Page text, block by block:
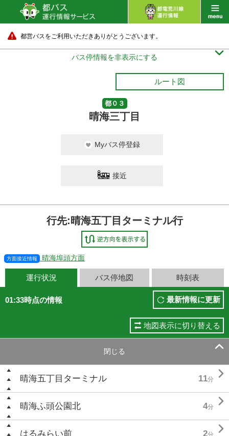
都営バスをご利用いただきありがとうございます。
バス停情報を非表示にする 
ルート図
都０３
晴海三丁目
Myバス停登録
接近
行先:晴海五丁目ターミナル行
方面接近情報 晴海埠頭方面
運行状況 バス停地図 時刻表
01:33時点の情報 最新情報に更新
地図表示に切り替える
閉じる 
晴海五丁目ターミナル 11分 
晴海ふ頭公園北 4分 
はるみらい前 2分 